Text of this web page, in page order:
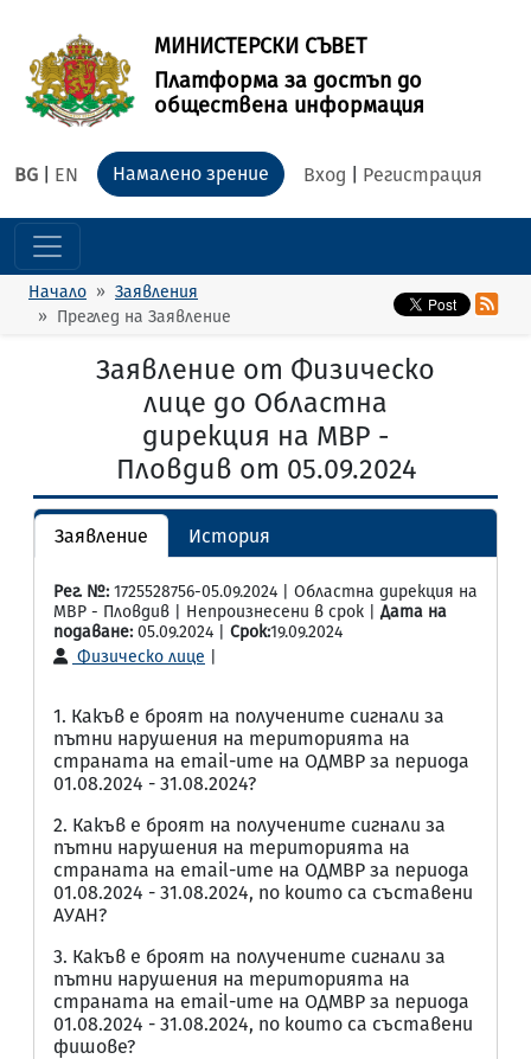
МИНИСТЕРСКИ СЪВЕТ
Платформа за достъп до
обществена информация
BG EN Вход Регистрация
Намалено зрение
Начало
Заявления
Преглед на Заявление
Заявление от Физическо
лице до Областна
дирекция на МВР -
Пловдив от 05.09.2024
Заявление История
Рег. №: 1725528756-05.09.2024 | Областна дирекция на
МВР - Пловдив | Непроизнесени в срок | Дата на
подаване: 05.09.2024 | Срок:19.09.2024
Физическо лице
1. Какъв е броят на получените сигнали за
пътни нарушения на територията на
страната на email-ите на ОДМВР за периода
01.08.2024 - 31.08.2024?
2. Какъв е броят на получените сигнали за
пътни нарушения на територията на
страната на email-ите на ОДМВР за периода
01.08.2024 - 31.08.2024, по които са съставени
АУАН?
3. Какъв е броят на получените сигнали за
пътни нарушения на територията на
страната на email-ите на ОДМВР за периода
01.08.2024 - 31.08.2024, по които са съставени
фишове?